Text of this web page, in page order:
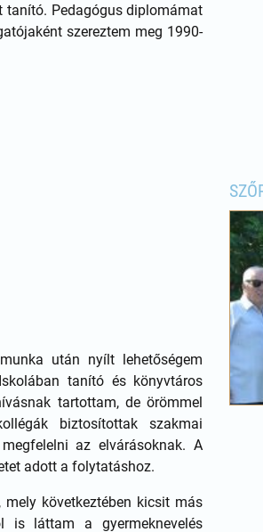
tanító. Pedagógus diplomámat
szereztem meg 1990-
után nyílt lehetőségem
tanító és könyvtáros
tartottam, de örömmel
biztosítottak szakmai
az elvárásoknak. A
adott a folytatáshoz.
következtében kicsit más
is láttam a gyermeknevelés